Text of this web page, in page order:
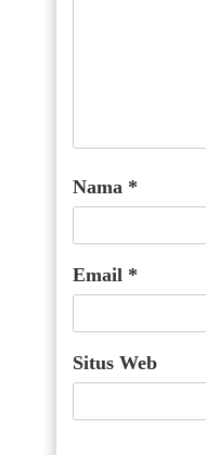
Nama *
Email *
Situs Web